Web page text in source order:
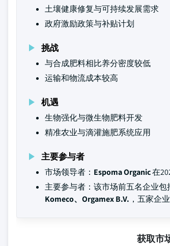
土壤健康修复与可持续发展需求
政府激励政策与补贴计划
挑战
与合成肥料相比养分密度较低
运输和物流成本较高
机遇
生物强化与微生物肥料开发
精准农业与滴灌施肥系统应用
主要参与者
市场领导者： Espoma Organic在
主要参与者：该市场前五名企业包
Komeco、Orgamex B.V. ，五家企
获取市